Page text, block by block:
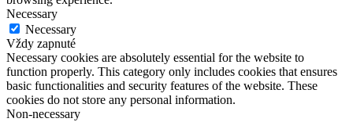
Necessary
Necessary
Vždy zapnuté
Necessary cookies are absolutely essential for the website to
function properly. This category only includes cookies that ensures
basic functionalities and security features of the website. These
cookies do not store any personal information.
Non-necessary